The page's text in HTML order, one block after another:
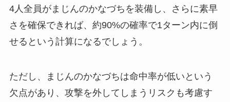
4人全員がまじんのかなづちを装備し、さらに素早
さを確保できれば、約90%の確率で1ターン内に倒
せるという計算になるでしょう。
ただし、まじんのかなづちは命中率が低いという
欠点があり、攻撃を外してしまうリスクも考慮す